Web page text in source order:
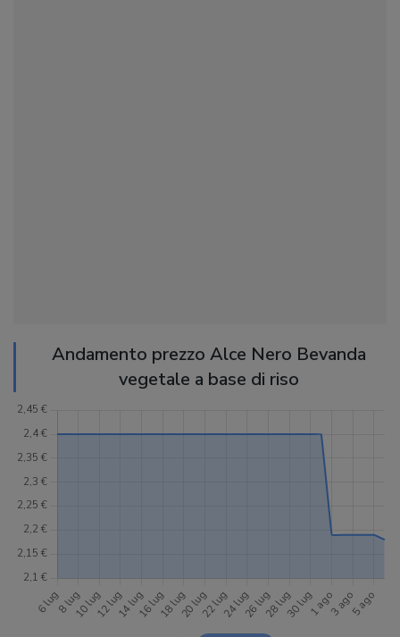
Andamento prezzo Alce Nero Bevanda
vegetale a base di riso